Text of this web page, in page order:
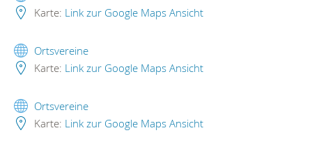
Karte: Link zur Google Maps Ansicht
Ortsvereine
Karte: Link zur Google Maps Ansicht
Ortsvereine
Karte: Link zur Google Maps Ansicht